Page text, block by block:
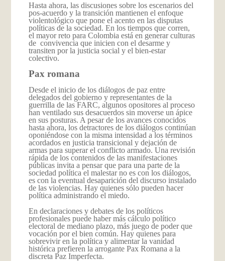
Hasta ahora, las discusiones sobre los escenarios del
pos-acuerdo y la transición mantienen el enfoque
violentológico que pone el acento en las disputas
políticas de la sociedad. En los tiempos que corren,
el mayor reto para Colombia está en generar culturas
de convivencia que inicien con el desarme y
transiten por la justicia social y el bien-estar
colectivo.
Pax romana
Desde el inicio de los diálogos de paz entre
delegados del gobierno y representantes de la
guerrilla de las FARC, algunos opositores al proceso
han ventilado sus desacuerdos sin moverse un ápice
en sus posturas. A pesar de los avances conocidos
hasta ahora, los detractores de los diálogos continúan
oponiéndose con la misma intensidad a los términos
acordados en justicia transicional y dejación de
armas para superar el conflicto armado. Una revisión
rápida de los contenidos de las manifestaciones
públicas invita a pensar que para una parte de la
sociedad política el malestar no es con los diálogos,
es con la eventual desaparición del discurso instalado
de las violencias. Hay quienes sólo pueden hacer
política administrando el miedo.
En declaraciones y debates de los políticos
profesionales puede haber más cálculo político
electoral de mediano plazo, más juego de poder que
vocación por el bien común. Hay quienes para
sobrevivir en la política y alimentar la vanidad
histórica prefieren la arrogante Pax Romana a la
discreta Paz Imperfecta.